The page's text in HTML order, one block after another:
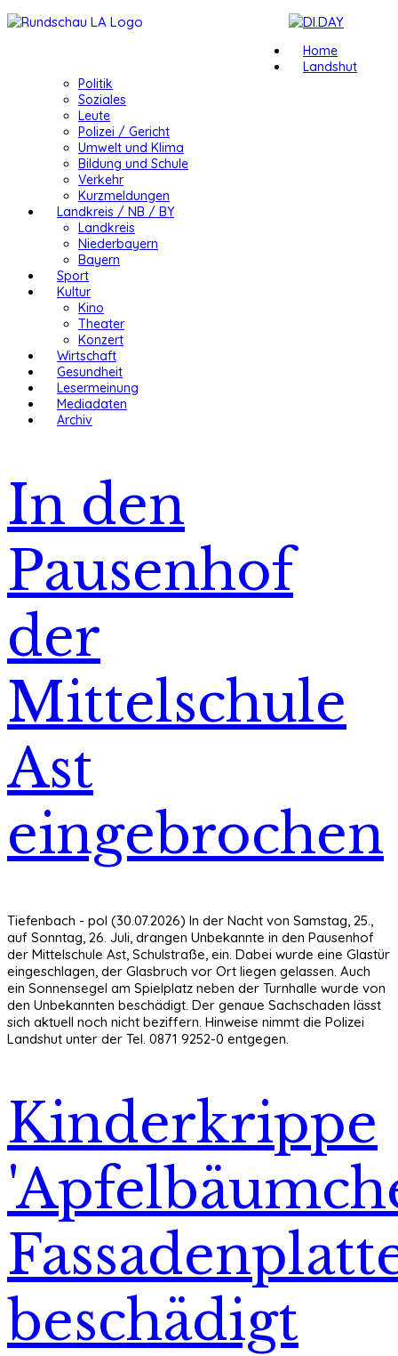
Home
Landshut
Politik
Soziales
Leute
Polizei / Gericht
Umwelt und Klima
Bildung und Schule
Verkehr
Kurzmeldungen
Landkreis / NB / BY
Landkreis
Niederbayern
Bayern
Sport
Kultur
Kino
Theater
Konzert
Wirtschaft
Gesundheit
Lesermeinung
Mediadaten
Archiv
In den
Pausenhof
der
Mittelschule
Ast
eingebrochen
Tiefenbach - pol (30.07.2026) In der Nacht von Samstag, 25.,
auf Sonntag, 26. Juli, drangen Unbekannte in den Pausenhof
der Mittelschule Ast, Schulstraße, ein. Dabei wurde eine Glastür
eingeschlagen, der Glasbruch vor Ort liegen gelassen. Auch
ein Sonnensegel am Spielplatz neben der Turnhalle wurde von
den Unbekannten beschädigt. Der genaue Sachschaden lässt
sich aktuell noch nicht beziffern. Hinweise nimmt die Polizei
Landshut unter der Tel. 0871 9252-0 entgegen.
Kinderkrippe
beschädigt